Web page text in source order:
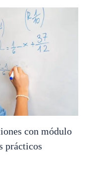
con módulo
prácticos